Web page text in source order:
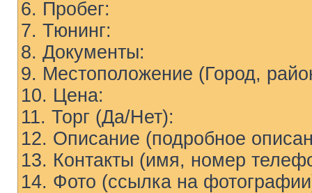
6. Пробег:
7. Тюнинг:
8. Документы:
9. Местоположение (Город,
10. Цена:
11. Торг (Да/Нет):
12. Описание (подробное
13. Контакты (имя, номер
14. Фото (ссылка на